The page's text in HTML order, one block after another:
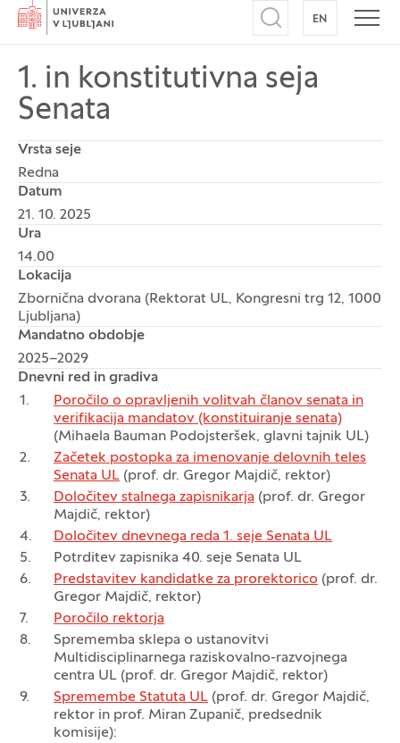
Domov
Odpri iskalnik
EN NA
1. in konstitutivna seja
Senata
Vrsta seje
Redna
Datum
21. 10. 2025
Ura
14.00
Lokacija
Zbornična dvorana (Rektorat UL, Kongresni trg 12, 1000
Ljubljana)
Mandatno obdobje
2025–2029
Dnevni red in gradiva
Poročilo o opravljenih volitvah članov senata in
verifikacija mandatov (konstituiranje senata)
(Mihaela Bauman Podojsteršek, glavni tajnik UL)
Začetek postopka za imenovanje delovnih teles
Senata UL (prof. dr. Gregor Majdič, rektor)
Določitev stalnega zapisnikarja (prof. dr. Gregor
Majdič, rektor)
Določitev dnevnega reda 1. seje Senata UL
Potrditev zapisnika 40. seje Senata UL
Predstavitev kandidatke za prorektorico (prof. dr.
Gregor Majdič, rektor)
Poročilo rektorja
Sprememba sklepa o ustanovitvi
Multidisciplinarnega raziskovalno-razvojnega
centra UL (prof. dr. Gregor Majdič, rektor)
Spremembe Statuta UL (prof. dr. Gregor Majdič,
rektor in prof. Miran Zupanič, predsednik
komisije):